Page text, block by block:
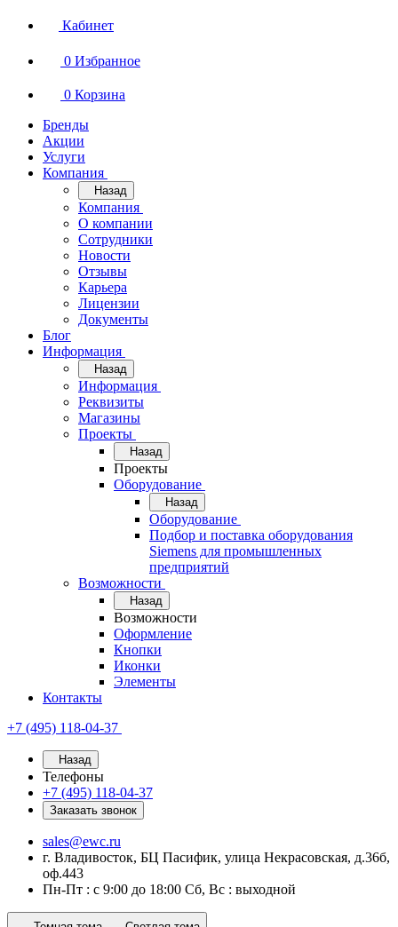
Кабинет
0 Избранное
0 Корзина
Бренды
Акции
Услуги
Компания
Назад
Компания
О компании
Сотрудники
Новости
Отзывы
Карьера
Лицензии
Документы
Блог
Информация
Назад
Информация
Реквизиты
Магазины
Проекты
Назад
Проекты
Оборудование
Назад
Оборудование
Подбор и поставка оборудования
Siemens для промышленных
предприятий
Возможности
Назад
Возможности
Оформление
Кнопки
Иконки
Элементы
Контакты
+7 (495) 118-04-37
Назад
Телефоны
+7 (495) 118-04-37
Заказать звонок
sales@ewc.ru
г. Владивосток, БЦ Пасифик, улица Некрасовская, д.36б,
оф.443
Пн-Пт : с 9:00 до 18:00 Сб, Вс : выходной